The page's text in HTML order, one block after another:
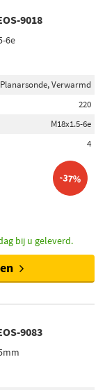
9018
6e
Planarsonde, Verwarmd
220
M18x1.5-6e
4
-37%
bij u geleverd.
9083